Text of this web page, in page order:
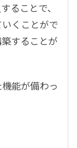
ることで、
くことがで
することが
能が備わっ